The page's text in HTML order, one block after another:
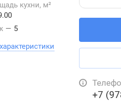
кухни, м²
— 5
+7